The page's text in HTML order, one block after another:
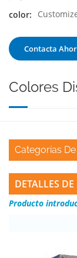
color:
Contacta
Colores
Categorías
DETALLES
Producto